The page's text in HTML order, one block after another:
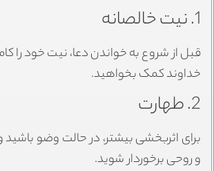
1. نیت خالصانه
قبل از شروع به خواندن دعا، نیت خود را
خداوند کمک بخواهید.
2. طهارت
برای اثربخشی بیشتر، در حالت وضو
و روحی برخوردار شوید.